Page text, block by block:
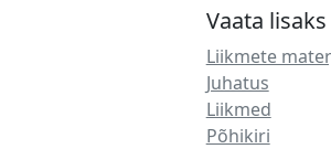
Vaata lisaks
Liikmete
Juhatus
Liikmed
Põhikiri